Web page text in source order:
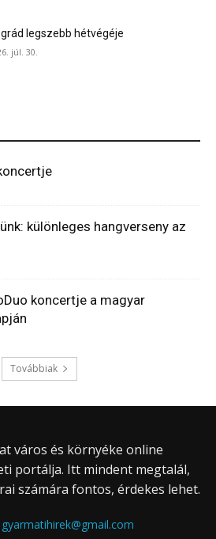
legszebb hétvégéje
júl. 30.
különleges hangverseny az
koncertje a magyar
Továbbiak
város és környéke online
portálja. Itt mindent megtalál,
számára fontos, érdekes lehet.
gyarmatihirek@gmail.com